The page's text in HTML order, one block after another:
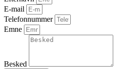
Højde
140 cm
Financial
E-mail
Telefonnummer
Emne
Besked